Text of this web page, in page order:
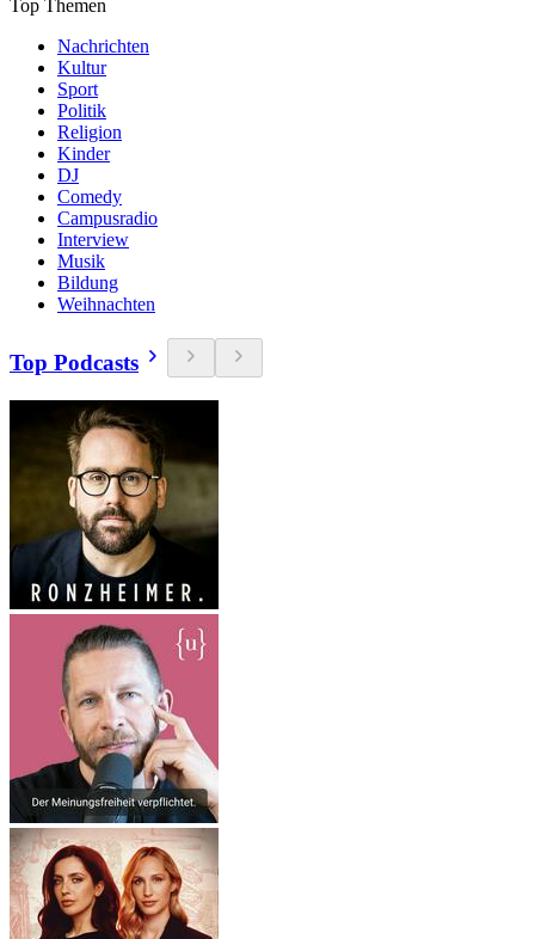
Top Themen
Nachrichten
Kultur
Sport
Politik
Religion
Kinder
DJ
Comedy
Campusradio
Interview
Musik
Bildung
Weihnachten
Top Podcasts